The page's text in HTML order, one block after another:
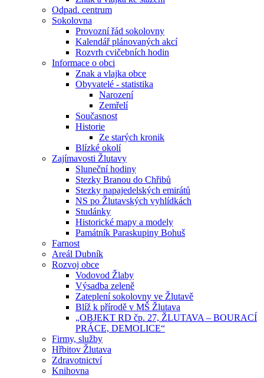
Odpad. centrum
Sokolovna
Provozní řád sokolovny
Kalendář plánovaných akcí
Rozvrh cvičebních hodin
Informace o obci
Znak a vlajka obce
Obyvatelé - statistika
Narození
Zemřelí
Současnost
Historie
Ze starých kronik
Blízké okolí
Zajímavosti Žlutavy
Sluneční hodiny
Stezky Branou do Chřibů
Stezky napajedelských emirátů
NS po Žlutavských vyhlídkách
Studánky
Historické mapy a modely
Památník Paraskupiny Bohuš
Farnost
Areál Dubník
Rozvoj obce
Vodovod Žlaby
Výsadba zeleně
Zateplení sokolovny ve Žlutavě
Blíž k přírodě v MŠ Žlutava
„OBJEKT RD čp. 27, ŽLUTAVA – BOURACÍ
PRÁCE, DEMOLICE“
Firmy, služby
Hřbitov Žlutava
Zdravotnictví
Knihovna